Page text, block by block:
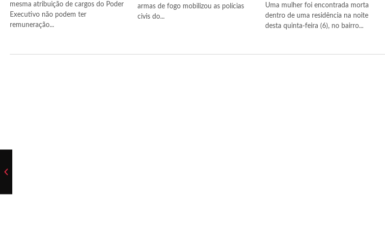
mesma atribuição de cargos do Poder
Executivo não podem ter
remuneração...
armas de fogo mobilizou as polícias
civis do...
Uma mulher foi encontrada morta
dentro de uma residência na noite
desta quinta-feira (6), no bairro...